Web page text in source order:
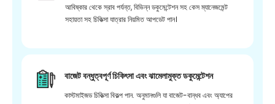
আবিষ্কার থেকে স্রাব পর্যন্ত, বিভিন্ন ডকুমেন্টেশন সহ কেস ম্যানেজমেন্ট
সহায়তা সহ চিকিত্সা যাত্রার নিয়মিত আপডেট পান।
বাজেট বন্ধুত্বপূর্ণ চিকিৎসা এবং ঝামেলামুক্ত ডকুমেন্টেশন
কাস্টমাইজড চিকিত্সা বিকল্প পান. অনুমানগুলি যা বাজেট-বান্ধব এবং অ্যাপের